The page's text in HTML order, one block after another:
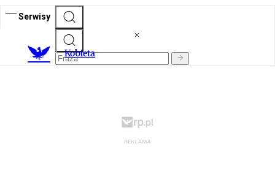
Serwisy
Kobieta